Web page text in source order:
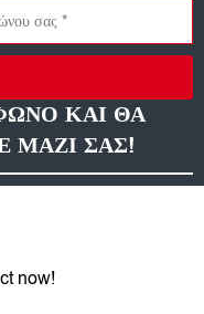
ΚΑΙ ΘΑ
ΜΑΖΙ ΣΑΣ!
now!